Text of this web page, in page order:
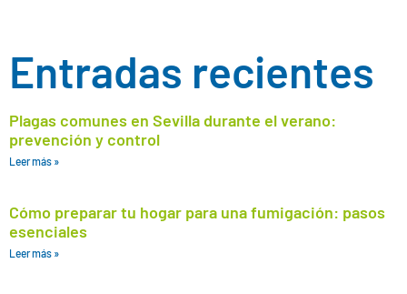
Entradas recientes
Plagas comunes en Sevilla durante el verano:
prevención y control
Leer más »
Cómo preparar tu hogar para una fumigación: pasos
esenciales
Leer más »